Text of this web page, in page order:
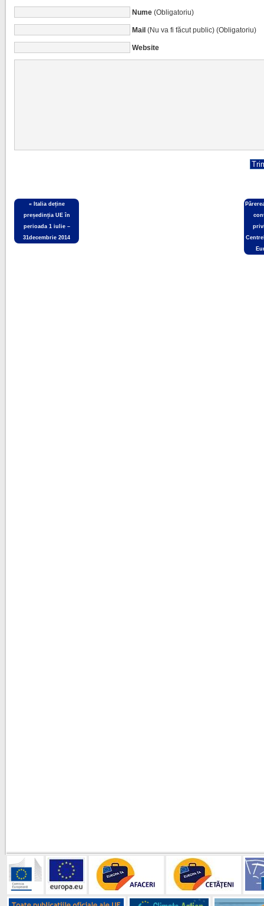
Nume(Obligatoriu)
Mail(Nu va fi făcut public) (Obligatoriu)
Website
« Italia deține
președinția UE în
perioada 1 iulie –
31decembrie 2014